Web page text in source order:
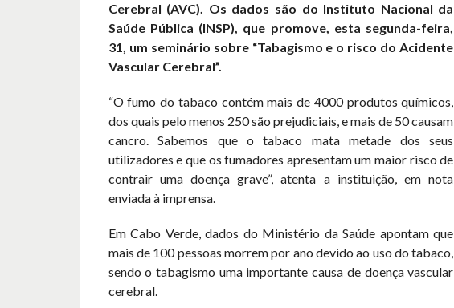
Cerebral (AVC). Os dados são do Instituto Nacional da
Saúde Pública (INSP), que promove, esta segunda-feira,
31, um seminário sobre “Tabagismo e o risco do Acidente
Vascular Cerebral”.
“O fumo do tabaco contém mais de 4000 produtos químicos,
dos quais pelo menos 250 são prejudiciais, e mais de 50 causam
cancro. Sabemos que o tabaco mata metade dos seus
utilizadores e que os fumadores apresentam um maior risco de
contrair uma doença grave”, atenta a instituição, em nota
enviada à imprensa.
Em Cabo Verde, dados do Ministério da Saúde apontam que
mais de 100 pessoas morrem por ano devido ao uso do tabaco,
sendo o tabagismo uma importante causa de doença vascular
cerebral.